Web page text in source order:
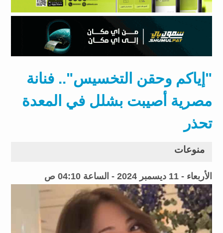
"إياكم وحقن التخسيس".. فنانة
مصرية أصيبت بشلل في المعدة
تحذر
منوعات
الأربعاء - 11 ديسمبر 2024 - الساعة 04:10 ص